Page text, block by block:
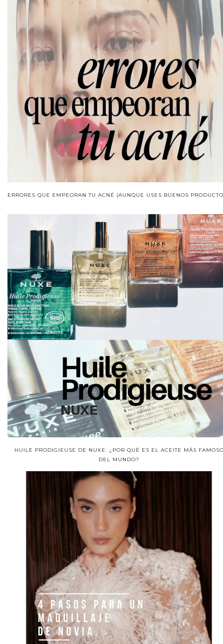
ERRORES QUE EMPEORAN TU ACNÉ (AUNQUE USES BUENOS
HUILE PRODIGIEUSE DE NUXE: ¿POR QUÉ ES EL ACEITE MÁS
DEL MUNDO?